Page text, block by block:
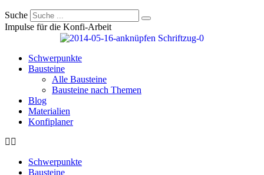
Suche
Impulse für die Konfi-Arbeit
Schwerpunkte
Bausteine
Alle Bausteine
Bausteine nach Themen
Blog
Materialien
Konfiplaner
Schwerpunkte
Bausteine